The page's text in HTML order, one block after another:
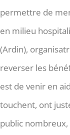
permettre de
en milieu
(Ardin),
reverser les
est de venir en
touchent, ont
public nombreux,